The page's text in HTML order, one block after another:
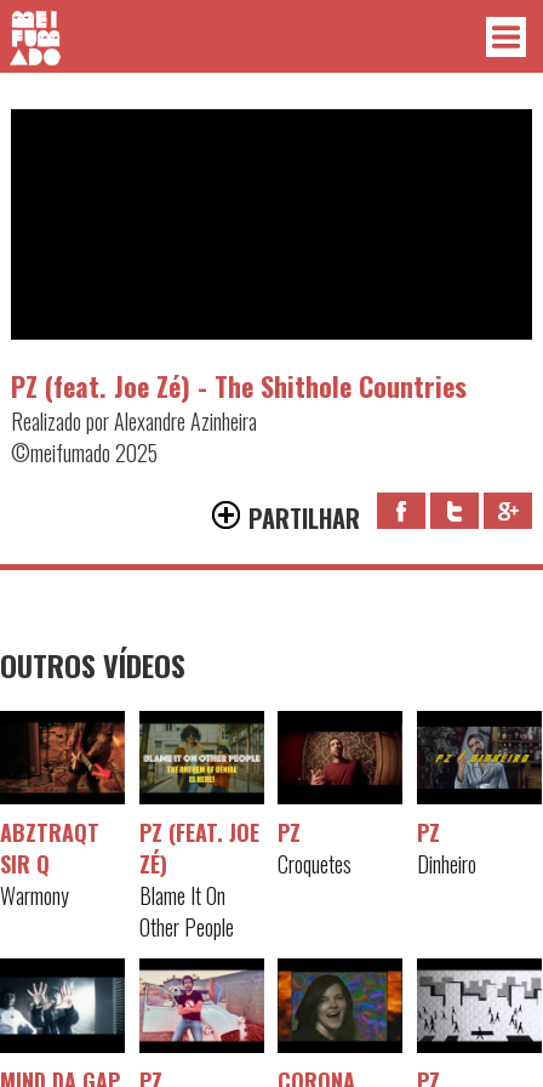
PZ (feat. Joe Zé) - The Shithole Countries
Realizado por Alexandre Azinheira
©meifumado 2025
PARTILHAR
OUTROS VÍDEOS
ABZTRAQT
SIR Q
Warmony
PZ (FEAT. JOE
ZÉ)
Blame It On
Other People
PZ
Croquetes
PZ
Dinheiro
MIND DA GAP PZ CORONA PZ